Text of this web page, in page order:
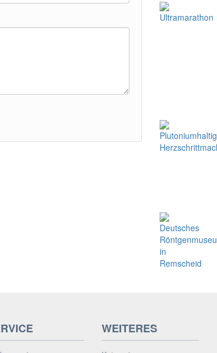
WEITERES